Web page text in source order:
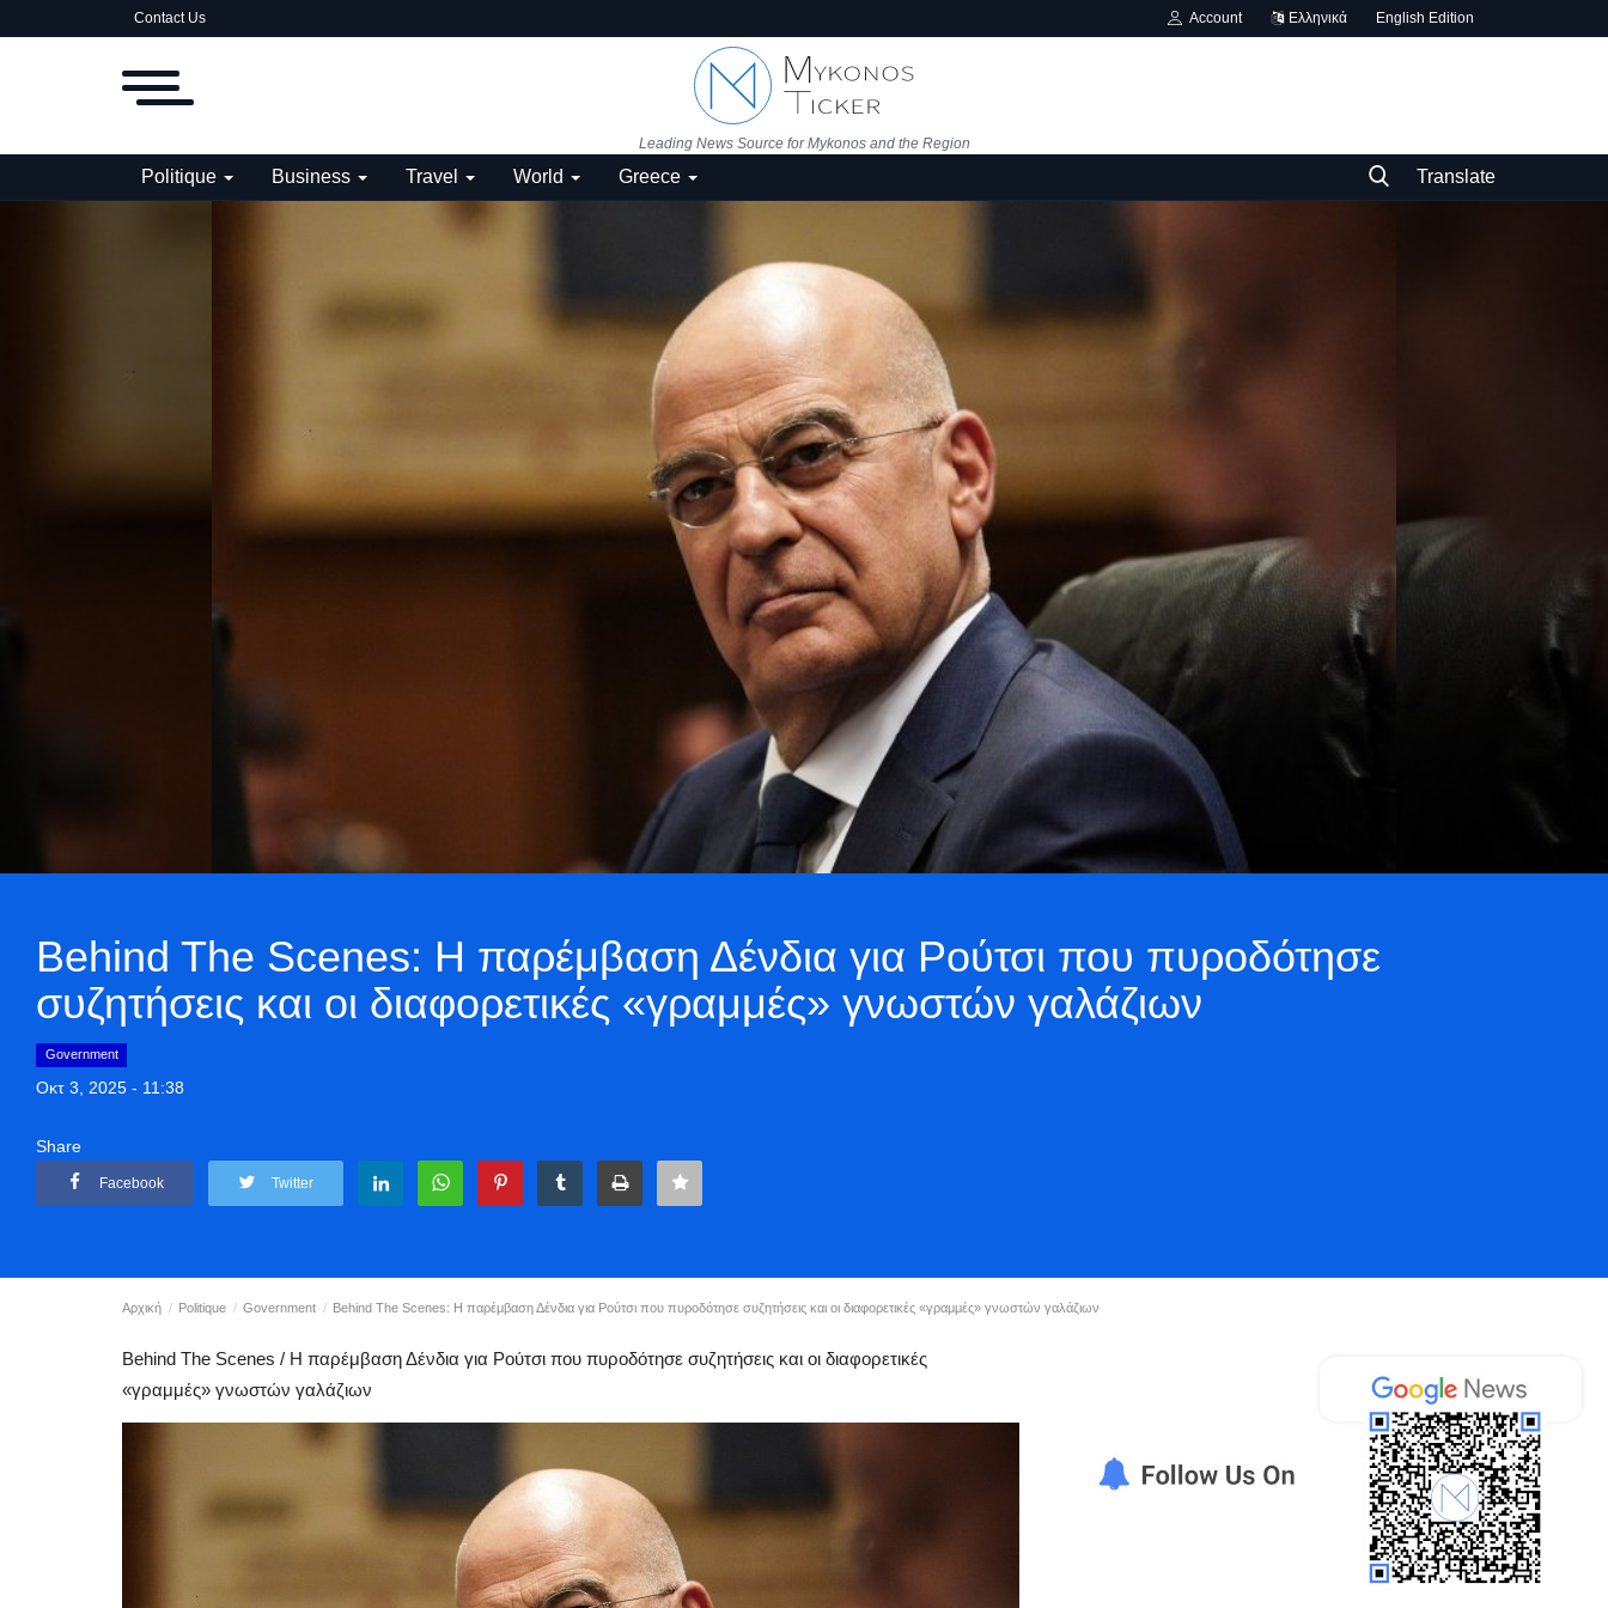
Contact Us Account Ελληνικά English Edition
Leading News Source for Mykonos and the Region
Politique Business Travel World Greece Translate
Behind The Scenes: H παρέμβαση Δένδια για Ρούτσι που πυροδότησε
συζητήσεις και οι διαφορετικές «γραμμές» γνωστών γαλάζιων
Government
Οκτ 3, 2025 - 11:38
Share
Facebook Twitter
Αρχική Politique Government Behind The Scenes: H παρέμβαση Δένδια για Ρούτσι που πυροδότησε συζητήσεις και οι διαφορετικές «γραμμές» γνωστών γαλάζιων
Behind The Scenes / Η παρέμβαση Δένδια για Ρούτσι που πυροδότησε συζητήσεις και οι διαφορετικές
«γραμμές» γνωστών γαλάζιων